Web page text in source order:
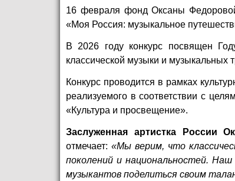
16 февраля фонд Оксаны
«Моя Россия: музыкальное
В 2026 году конкурс посвящен
классической музыки и
Конкурс проводится в рамках
реализуемого в соответствии с
«Культура и просвещение».
Заслуженная артистка России
отмечает:«Мы верим, что
поколений и национальностей.
музыкантов поделиться своим